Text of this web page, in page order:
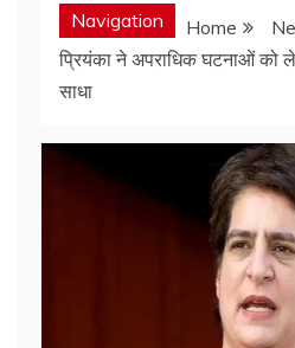
Navigation Home
प्रियंका ने अपराधिक घटनाओं को
साधा